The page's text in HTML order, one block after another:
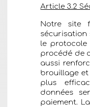
Article 3.2
Notre site
sécurisation
le
procédé de
aussi
brouillage
plus
données
paiement.